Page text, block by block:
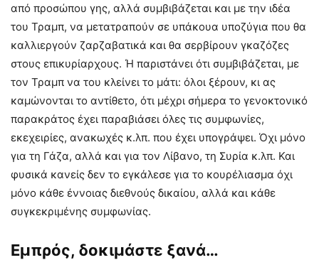
από προσώπου γης, αλλά συμβιβάζεται και με την ιδέα
του Τραμπ, να μετατραπούν σε υπάκουα υποζύγια που θα
καλλιεργούν ζαρζαβατικά και θα σερβίρουν γκαζόζες
στους επικυρίαρχους. Ή παριστάνει ότι συμβιβάζεται, με
τον Τραμπ να του κλείνει το μάτι: όλοι ξέρουν, κι ας
καμώνονται το αντίθετο, ότι μέχρι σήμερα το γενοκτονικό
παρακράτος έχει παραβιάσει όλες τις συμφωνίες,
εκεχειρίες, ανακωχές κ.λπ. που έχει υπογράψει. Όχι μόνο
για τη Γάζα, αλλά και για τον Λίβανο, τη Συρία κ.λπ. Και
φυσικά κανείς δεν το εγκάλεσε για το κουρέλιασμα όχι
μόνο κάθε έννοιας διεθνούς δικαίου, αλλά και κάθε
συγκεκριμένης συμφωνίας.
Εμπρός, δοκιμάστε ξανά…